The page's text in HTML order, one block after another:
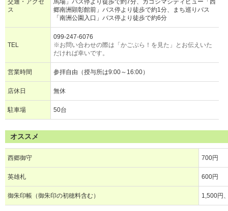
交通・アクセ
ス
馬場」バス停より徒歩で約7分、カゴシマシティビュー「西
郷南洲顕彰館前」バス停より徒歩で約1分、まち巡りバス
「南洲公園入口」バス停より徒歩で約6分
TEL
099-247-6076
※お問い合わせの際は「かごぶら！を見た」とお伝えいた
だければ幸いです。
営業時間 参拝自由（授与所は9:00～16:00）
店休日 無休
駐車場 50台
オススメ
西郷御守 700円
英雄札 600円
御朱印帳（御朱印の初穂料含む） 1,500円